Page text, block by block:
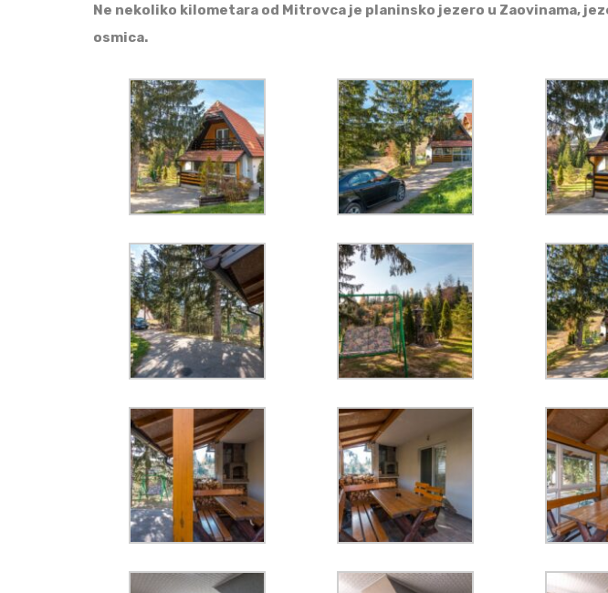
Ne nekoliko kilometara od Mitrovca je planinsko jezero u Zaovinama,
osmica.